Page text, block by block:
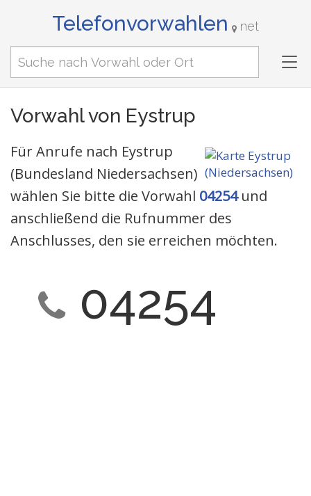
Telefonvorwahlen net
Vorwahl von Eystrup
Für Anrufe nach Eystrup
(Bundesland Niedersachsen)
wählen Sie bitte die Vorwahl 04254und
anschließend die Rufnummer des
Anschlusses, den sie erreichen möchten.
04254